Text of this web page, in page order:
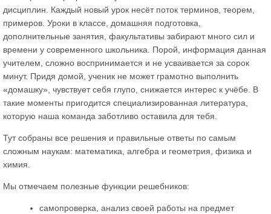
дисциплин. Каждый новый урок несёт поток терминов, теорем,
примеров. Уроки в классе, домашняя подготовка,
дополнительные занятия, факультативы забирают много сил и
времени у современного школьника. Порой, информация данная
учителем, сложно воспринимается и не усваивается за сорок
минут. Придя домой, ученик не может грамотно выполнить
«домашку», чувствует себя глупо, снижается интерес к учёбе. В
такие моменты пригодится специализированная литература,
которую наша команда заботливо оставила для тебя.
Тут собраны все решения и правильные ответы по самым
сложным наукам: математика, алгебра и геометрия, физика и
химия.
Мы отмечаем полезные функции решебников:
самопроверка, анализ своей работы на предмет